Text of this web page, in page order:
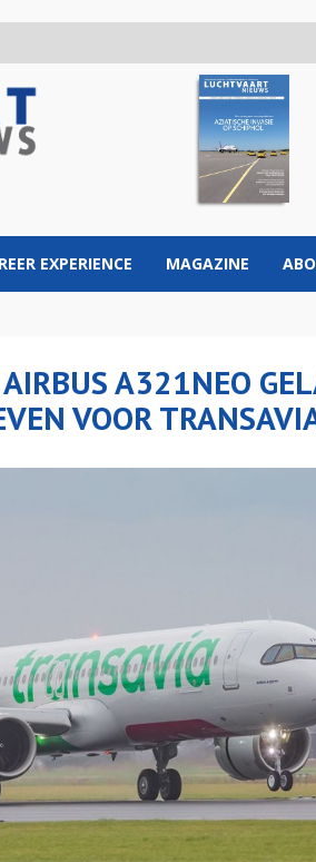
EXPERIENCE MAGAZINE
A321NEO
VOOR